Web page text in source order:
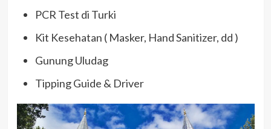
PCR Test di Turki
Kit Kesehatan ( Masker, Hand Sanitizer, dd )
Gunung Uludag
Tipping Guide & Driver